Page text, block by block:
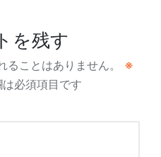
を残す
ることはありません。
※
必須項目です